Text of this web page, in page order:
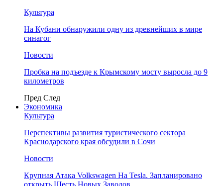
Культура
На Кубани обнаружили одну из древнейших в мире
синагог
Новости
Пробка на подъезде к Крымскому мосту выросла до 9
километров
Пред След
Экономика
Культура
Перспективы развития туристического сектора
Краснодарского края обсудили в Сочи
Новости
Крупная Атака Volkswagen На Tesla. Запланировано
открыть Шесть Новых Заводов